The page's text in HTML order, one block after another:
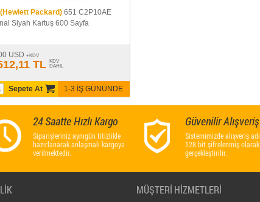
Packard) 651 C2P10AE
Siyah Kartuş 600 Sayfa
USD +KDV
TL
KDV
DAHIL
1-3 İŞ GÜNÜNDE
Sepete At
24 Saatte Hızlı Kargo
Siparişleriniz aynıgün titizlikle
hazırlanarak anlaşmalı kargoya
verilmektedir.
Güvenilir Alışveriş
Sistemimizde alışveriş
128 bit şifrelenmiş olarak
gerçekleştirilir.
MÜŞTERİ HİZMETLERİ